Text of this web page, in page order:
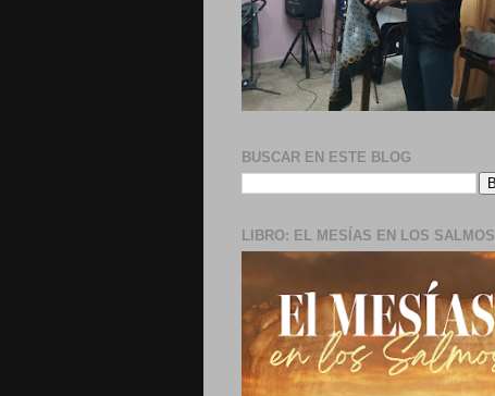
BUSCAR EN ESTE BLOG
LIBRO: EL MESÍAS EN LOS SALMOS